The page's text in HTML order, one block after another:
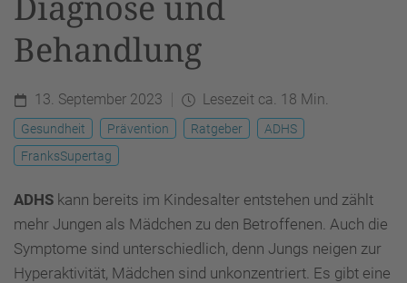
Behandlung
13. September 2023 Lesezeit ca. 18 Min.
Gesundheit Prävention Ratgeber
ADHS
FranksSupertag
ADHS kann bereits im Kindesalter entstehen und zählt
mehr Jungen als Mädchen zu den Betroffenen. Auch die
Symptome sind unterschiedlich, denn Jungs neigen zur
Hyperaktivität, Mädchen sind unkonzentriert. Es gibt eine